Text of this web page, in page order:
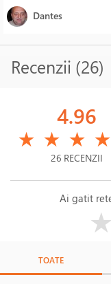
Dantes
Recenzii (26)
4.96
★ ★ ★ ★
26 RECENZII
Ai gatit
★
TOATE